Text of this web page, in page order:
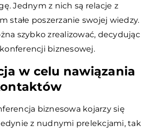
Jednym z nich są relacje z
stałe poszerzanie swojej wiedzy.
szybko zrealizować, decydując
biznesowej.
w celu nawiązania
biznesowa kojarzy się
z nudnymi prelekcjami, tak